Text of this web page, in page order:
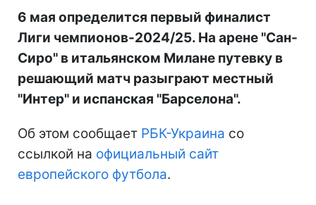
6 мая определится первый финалист
Лиги чемпионов-2024/25. На арене "Сан-
Сиро" в итальянском Милане путевку в
решающий матч разыграют местный
"Интер" и испанская "Барселона".
Об этом сообщает РБК-Украина со
ссылкой на официальный сайт
европейского футбола.